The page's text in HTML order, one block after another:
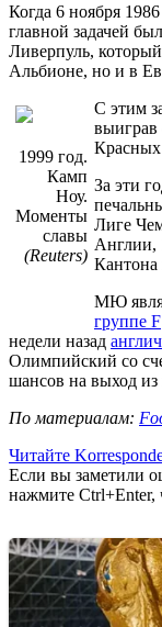
Когда 6 ноября
главной задачей
Ливерпуль,
Альбионе, но и в
1999 год.
Камп
Ноу.
Моменты
славы
(Reuters)
С этим
Красных
За эти
Лиге
Англии,
Кантона
МЮ
группе F
недели назад
Олимпийский со
шансов на выход
По материалам:
Читайте
Если вы заметили
нажмите Ctrl+Enter,